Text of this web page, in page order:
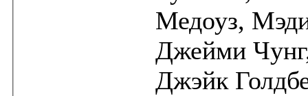
Медоуз,
Джейми
Джэйк